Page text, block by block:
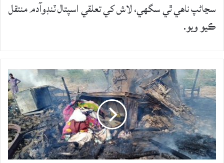
سڃاڻپ ناهي ٿي سگهي، لاش کي تعلقي اسپتال ٽنڊوآدم منتقل
ڪيو ويو.